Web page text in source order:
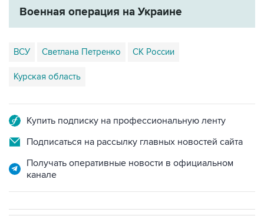
Военная операция на Украине
ВСУ Светлана Петренко СК России
Курская область
Купить подписку на профессиональную ленту
Подписаться на рассылку главных новостей сайта
Получать оперативные новости в официальном
канале